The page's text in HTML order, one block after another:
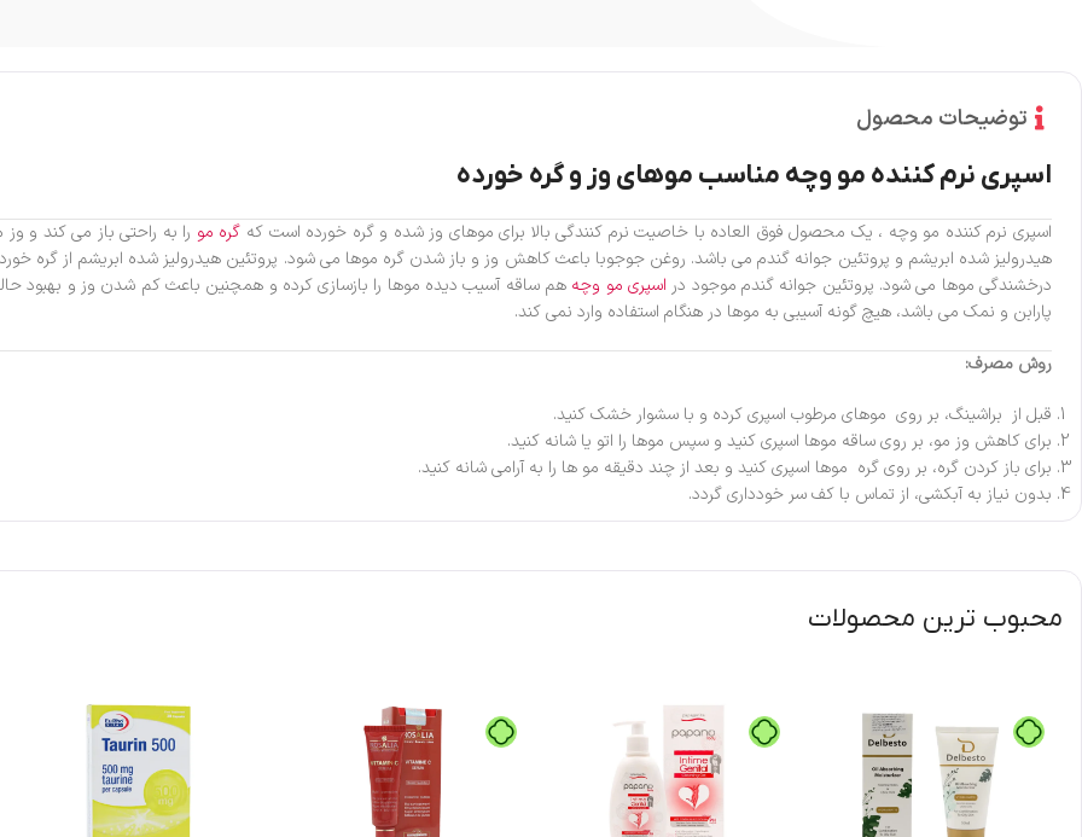
توضیحات محصول
اسپری نرم کننده مو وچه مناسب موهای وز و گره خورده
اسپری نرم کننده مو وچه ، یک محصول فوق العاده با خاصیت نرم کنندگی بالا برای موهای وز شده و گره خورده است که گره مو را به راحتی باز می‌ کند
هیدرولیز شده ابریشم و پروتئین جوانه گندم می باشد. روغن جوجوبا باعث کاهش وز و باز شدن گره موها می شود. پروتئین هیدرولیز شده ابریشم از گره
درخشندگی موها می شود. پروتئین جوانه گندم موجود در اسپری مو وچه هم ساقه آسیب دیده موها را بازسازی کرده و همچنین باعث کم شدن وز و بهبود
پارابن و نمک می باشد، هیچ گونه آسیبی به موها در هنگام استفاده وارد نمی کند.
روش مصرف:
قبل از براشینگ، بر روی موهای مرطوب اسپری کرده و با سشوار خشک کنید.
برای کاهش وز مو، بر روی ساقه موها اسپری کنید و سپس موها را اتو یا شانه کنید.
برای باز کردن گره، بر روی گره موها اسپری کنید و بعد از چند دقیقه مو ها را به آرامی شانه کنید.
بدون نیاز به آبکشی، از تماس با کف سر خودداری گردد.
محبوب ترین محصولات